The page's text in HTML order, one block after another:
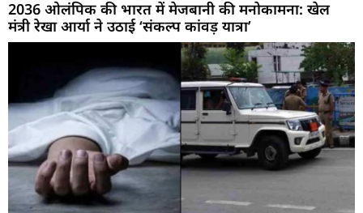
2036 ओलंपिक की भारत में मेजबानी की मनोकामना: खेल
मंत्री रेखा आर्या ने उठाई ‘संकल्प कांवड़ यात्रा’